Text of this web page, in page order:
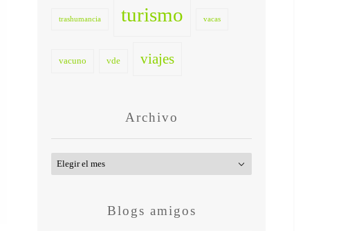
trashumancia turismo vacas
vacuno vde viajes
Archivo
Archivo
Blogs amigos